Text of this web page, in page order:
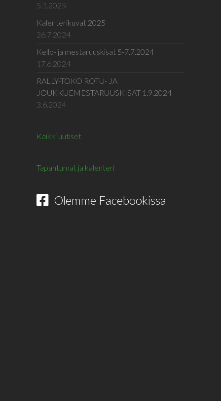
5.1.2025
Kalenterikuvat 2025
26.7.2024
Kello- ja mestaruuskisat 5-7.7.2024
17.6.2024
RALLY-TOKO ROTU- JA
JOUKKUEMESTARUUSKISAT 1.9.2024
3.6.2024
Kaikki uutiset
Tapahtumat ja kalenteri
Olemme Facebookissa